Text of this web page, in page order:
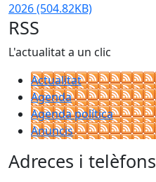
2026(504.82KB)
RSS
L'actualitat a un clic
Actualitat
Agenda
Agenda política
Anuncis
Adreces i telèfons